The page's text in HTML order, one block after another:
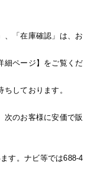
「在庫確認」は、お
細ページ】をご覧くだ
しております。
次のお客様に安価で販
す。ナビ等では688-4